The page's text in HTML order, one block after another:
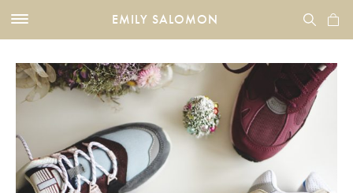
EMILY SALOMON